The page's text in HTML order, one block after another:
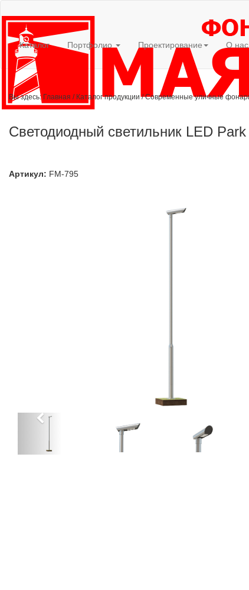
Каталог Портфолио Проектирование О нас
Вы здесь: Главная / Каталог продукции/Современные уличные
Светодиодный светильник LED
Артикул: FM-795